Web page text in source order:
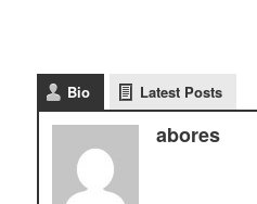
Bio Latest Posts
abores